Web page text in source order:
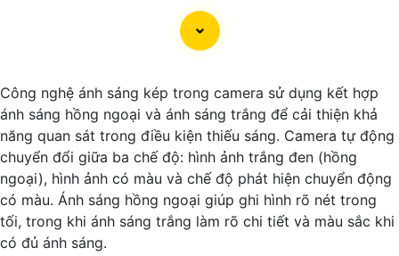
đáp ứng nhu cầu sử dụng của bạn với chất lượng tốt và
Nếu bạn đang tìm kiếm một đầu ghi camera hỗ trợ 8 ổ
phẩm từ các thương hiệu uy tín trên thị trường như
Hikvision, Dahua, Vantech... Đảm bảo rằng bạn chọn sản
phẩm phù hợp với nhu cầu sử dụng của mình và có đủ tính
năng cần thiết như hỗ trợ độ phân giải cao, tính năng ghi
hình liên tục/định tuyến, khả năng sao lưu dữ liệu dễ dàng.
Nhờ vào việc sử dụng đầu ghi camera hỗ trợ 8 ổ cứng,
bạn sẽ có thể giám sát tốt hơn và bảo vệ tài sản của mình
một cách hiệu quả và an toàn. Hãy lựa chọn sản phẩm phù
Công nghệ ánh sáng kép trong camera sử dụng kết hợp
ánh sáng hồng ngoại và ánh sáng trắng để cải thiện khả
năng quan sát trong điều kiện thiếu sáng. Camera tự động
chuyển đổi giữa ba chế độ: hình ảnh trắng đen (hồng
ngoại), hình ảnh có màu và chế độ phát hiện chuyển động
có màu. Ánh sáng hồng ngoại giúp ghi hình rõ nét trong
tối, trong khi ánh sáng trắng làm rõ chi tiết và màu sắc khi
có đủ ánh sáng.